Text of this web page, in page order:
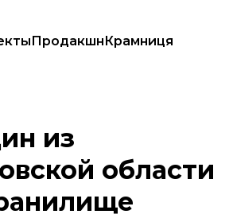
ПродакшнКрамниця
загорелось топливное хранилище
из
области